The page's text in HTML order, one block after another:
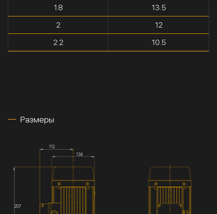
1.8
13.5
2
12
2.2
10.5
Размеры
112
134
207